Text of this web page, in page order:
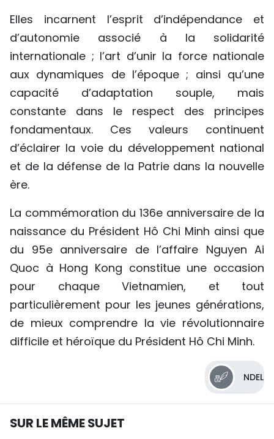
Elles incarnent l’esprit d’indépendance et
d’autonomie associé à la solidarité
internationale ; l’art d’unir la force nationale
aux dynamiques de l’époque ; ainsi qu’une
capacité d’adaptation souple, mais
constante dans le respect des principes
fondamentaux. Ces valeurs continuent
d’éclairer la voie du développement national
et de la défense de la Patrie dans la nouvelle
ère.
La commémoration du 136e anniversaire de la
naissance du Président Hô Chi Minh ainsi que
du 95e anniversaire de l’affaire Nguyen Ai
Quoc à Hong Kong constitue une occasion
pour chaque Vietnamien, et tout
particulièrement pour les jeunes générations,
de mieux comprendre la vie révolutionnaire
difficile et héroïque du Président Hô Chi Minh.
NDEL
SUR LE MÊME SUJET